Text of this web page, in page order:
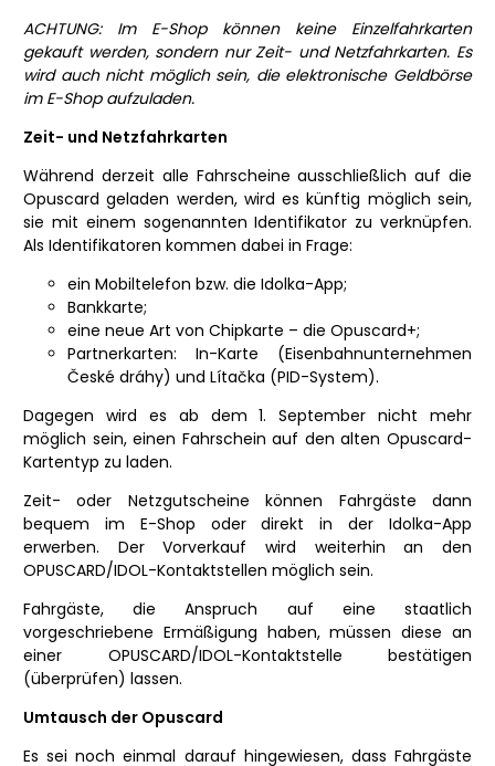
ACHTUNG: Im E-Shop können keine Einzelfahrkarten
gekauft werden, sondern nur Zeit- und Netzfahrkarten. Es
wird auch nicht möglich sein, die elektronische Geldbörse
im E-Shop aufzuladen.
Zeit- und Netzfahrkarten
Während derzeit alle Fahrscheine ausschließlich auf die
Opuscard geladen werden, wird es künftig möglich sein,
sie mit einem sogenannten Identifikator zu verknüpfen.
Als Identifikatoren kommen dabei in Frage:
ein Mobiltelefon bzw. die Idolka-App;
Bankkarte;
eine neue Art von Chipkarte – die Opuscard+;
Partnerkarten: In-Karte (Eisenbahnunternehmen
České dráhy) und Lítačka (PID-System).
Dagegen wird es ab dem 1. September nicht mehr
möglich sein, einen Fahrschein auf den alten Opuscard-
Kartentyp zu laden.
Zeit- oder Netzgutscheine können Fahrgäste dann
bequem im E-Shop oder direkt in der Idolka-App
erwerben. Der Vorverkauf wird weiterhin an den
OPUSCARD/IDOL-Kontaktstellen möglich sein.
Fahrgäste, die Anspruch auf eine staatlich
vorgeschriebene Ermäßigung haben, müssen diese an
einer OPUSCARD/IDOL-Kontaktstelle bestätigen
(überprüfen) lassen.
Umtausch der Opuscard
Es sei noch einmal darauf hingewiesen, dass Fahrgäste